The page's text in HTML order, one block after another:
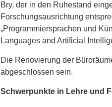
Bry, der in den Ruhestand
Forschungsausrichtung
„Programmiersprachen und
Languages and Artificial
Die Renovierung der
abgeschlossen sein.
Schwerpunkte in Lehre und